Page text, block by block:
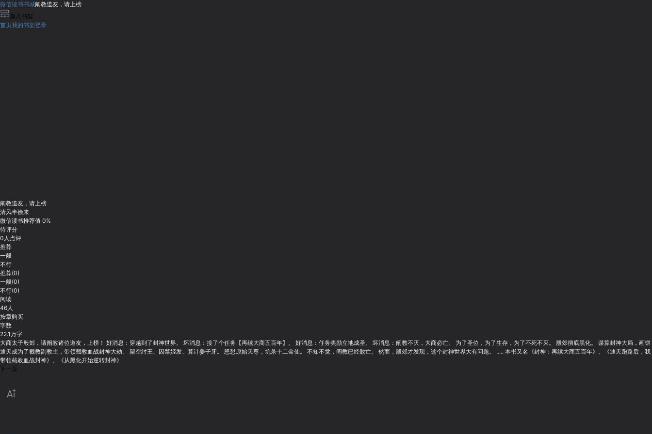
微信读书书城阐教道友，请上榜
加入书架
首页我的书架登录
阐教道友，请上榜
清风半徐来
微信读书推荐值 0%
待评分
0人点评
推荐
一般
不行
推荐(0)
一般(0)
不行(0)
阅读
46人
按章购买
字数
22.1万字
大商太子殷郊，请阐教诸位道友，上榜！ 好消息：穿越到了封神世界。 坏消息：接了个任务【再续大商五百年】。 好消息：任务奖励立地成圣。 坏消息：阐教不灭，大商必亡。 为了圣位，为了生存，为了不死不灭。 殷郊彻底黑化。 谋算封神大局，画饼
通天成为了截教副教主，带领截教血战封神大劫。 架空纣王、囚禁姬发、算计姜子牙。 怒怼原始天尊，坑杀十二金仙。 不知不觉，阐教已经败亡。 然而，殷郊才发现，这个封神世界大有问题。 ..... 本书又名《封神：再续大商五百年》、《通天跑路后，我
带领截教血战封神》、《从黑化开始逆转封神》
下一页